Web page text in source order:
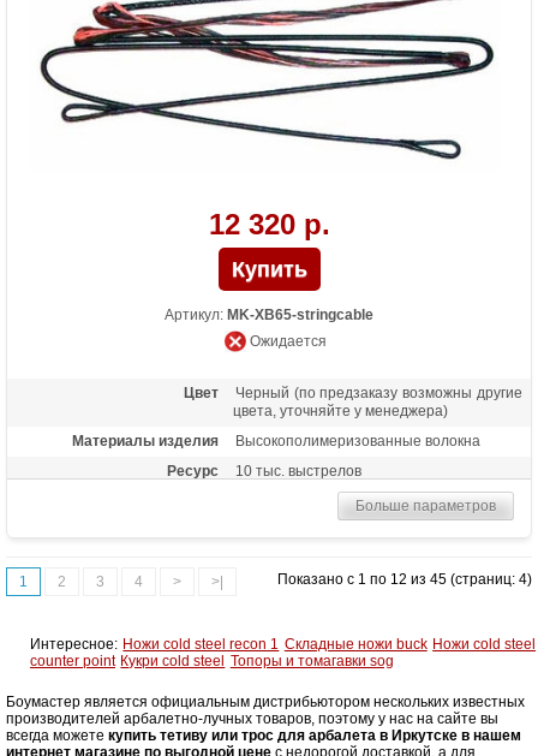
12 320 р.
Артикул: MK-XB65-stringcable
Ожидается
Цвет
Черный (по предзаказу возможны другие
цвета, уточняйте у менеджера)
Материалы изделия
Высокополимеризованные волокна
Ресурс
10 тыс. выстрелов
Больше параметров
1 2 3 4 > >| Показано с 1 по 12 из 45 (страниц: 4)
Интересное: Ножи cold steel recon 1 Складные ножи buck Ножи cold steel
counter point Кукри cold steel Топоры и томагавки sog
Боумастер является официальным дистрибьютором нескольких известных
производителей арбалетно-лучных товаров, поэтому у нас на сайте вы
всегда можете купить тетиву или трос для арбалета в Иркутске в нашем
интернет магазине по выгодной цене с недорогой доставкой, а для